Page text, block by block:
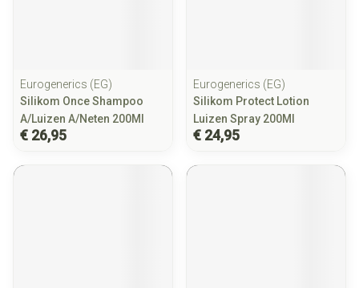
Eurogenerics (EG)
Silikom Once Shampoo
A/Luizen A/Neten 200Ml
€ 26,95
Eurogenerics (EG)
Silikom Protect Lotion
Luizen Spray 200Ml
€ 24,95